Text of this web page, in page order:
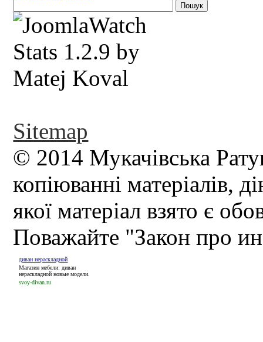
Sitemap
© 2014 Мукачівська
копіюванні матеріалів,
якої матеріал взято є
Поважайте "Закон про
диван нераскладной
Магазин мебели: диван
нераскладной новые модели.
svoy-divan.ru